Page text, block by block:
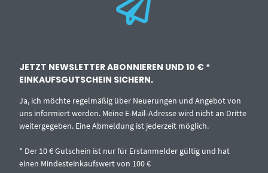
JETZT NEWSLETTER ABONNIEREN UND 10 € *
EINKAUFSGUTSCHEIN SICHERN.
Ja, ich möchte regelmäßig über Neuerungen und Angebot von
uns informiert werden. Meine E-Mail-Adresse wird nicht an Dritte
weitergegeben. Eine Abmeldung ist jederzeit möglich.
* Der 10 € Gutschein ist nur für Erstanmelder gültig und hat
einen Mindesteinkaufswert von 100 €